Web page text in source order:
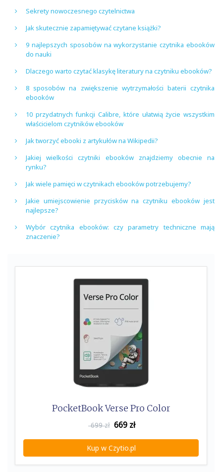
Sekrety nowoczesnego czytelnictwa
Jak skutecznie zapamiętywać czytane książki?
9 najlepszych sposobów na wykorzystanie czytnika ebooków
do nauki
Dlaczego warto czytać klasykę literatury na czytniku ebooków?
8 sposobów na zwiększenie wytrzymałości baterii czytnika
ebooków
10 przydatnych funkcji Calibre, które ułatwią życie wszystkim
właścicielom czytników ebooków
Jak tworzyć ebooki z artykułów na Wikipedii?
Jakiej wielkości czytniki ebooków znajdziemy obecnie na
rynku?
Jak wiele pamięci w czytnikach ebooków potrzebujemy?
Jakie umiejscowienie przycisków na czytniku ebooków jest
najlepsze?
Wybór czytnika ebooków: czy parametry techniczne mają
znaczenie?
PocketBook Verse Pro Color
699 zł 669 zł
Kup w Czytio.pl